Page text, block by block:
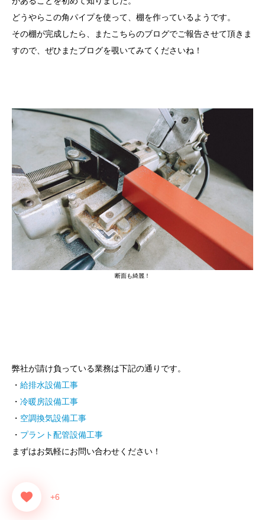
どうやらこの角パイプを使って、棚を作っているようです。
その棚が完成したら、またこちらのブログでご報告させて頂きま
すので、ぜひまたブログを覗いてみてくださいね！
断面も綺麗！
弊社が請け負っている業務は下記の通りです。
・ 給排水設備工事
・ 冷暖房設備工事
・ 空調換気設備工事
・ プラント配管設備工事
まずはお気軽にお問い合わせください！
+6